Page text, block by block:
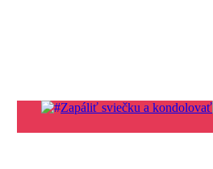
Zapáliť sviečku a kondolovať